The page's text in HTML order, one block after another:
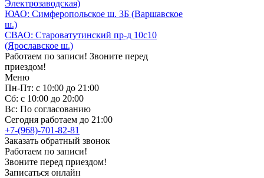
Электрозаводская)
ЮАО: Симферопольское ш. 3Б (Варшавское
ш.)
СВАО: Староватутинский пр-д 10с10
(Ярославское ш.)
Работаем по записи! Звоните перед
приездом!
Меню
Пн-Пт: с 10:00 до 21:00
Сб: с 10:00 до 20:00
Вс: По согласованию
Сегодня работаем до 21:00
+7-(968)-701-82-81
Заказать обратный звонок
Работаем по записи!
Звоните перед приездом!
Записаться онлайн